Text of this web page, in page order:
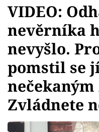
Témata
Showbyznys
Youtubeři
Virály
VIDEO:
nevěrníka
nevyšlo.
pomstil se
nečekaným
Zvládnete